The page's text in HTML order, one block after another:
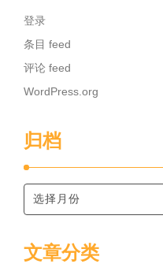
登录
条目 feed
评论 feed
WordPress.org
归档
文章分类